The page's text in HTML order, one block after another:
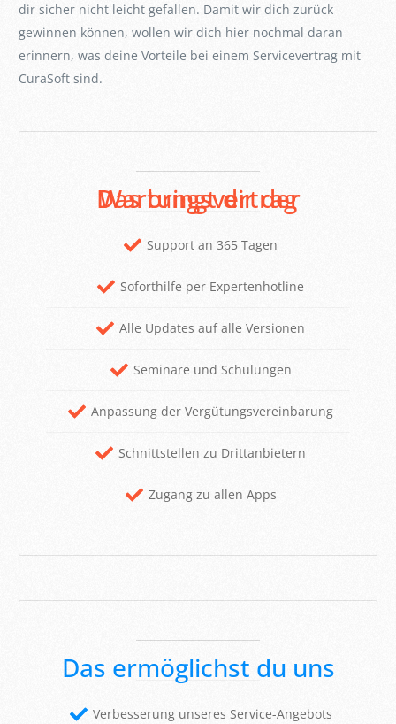
dir sicher nicht leicht gefallen. Damit wir dich zurück
gewinnen können, wollen wir dich hier nochmal daran
erinnern, was deine Vorteile bei einem Servicevertrag mit
CuraSoft sind.
Das bringt dir der Wartungsvertrag
Support an 365 Tagen
Soforthilfe per Expertenhotline
Alle Updates auf alle Versionen
Seminare und Schulungen
Anpassung der Vergütungsvereinbarung
Schnittstellen zu Drittanbietern
Zugang zu allen Apps
Das ermöglichst du uns
Verbesserung unseres Service-Angebots